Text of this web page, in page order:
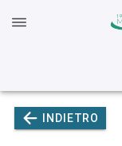
INDIETRO